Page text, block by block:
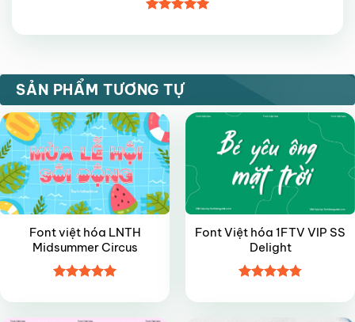
hạng55
SẢN PHẨM TƯƠNG TỰ
VIP
Font việt hóa LNTH
Midsummer Circus
hạng4.95
5 sao
Font Việt hóa 1FTV VIP SS
Delight
hạng4.85